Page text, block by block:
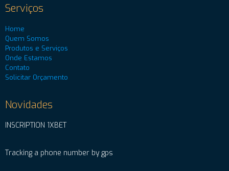
Serviços
Home
Quem Somos
Produtos e Serviços
Onde Estamos
Contato
Solicitar Orçamento
Novidades
INSCRIPTION 1XBET
Tracking a phone number by gps